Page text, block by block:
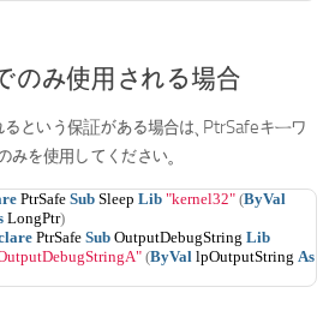
のみ使用される場合
という保証がある場合は、PtrSafeキーワ
を使用してください。
PtrSafe Sub Sleep Lib "kernel32" (ByVal
LongPtr)
PtrSafe Sub OutputDebugString Lib
(ByVal lpOutputString As